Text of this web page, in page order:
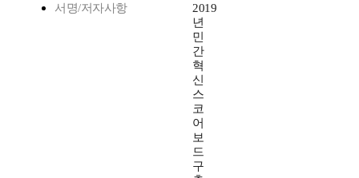
서명/저자사항
2019
년
민
간
혁
신
스
코
어
보
드
구